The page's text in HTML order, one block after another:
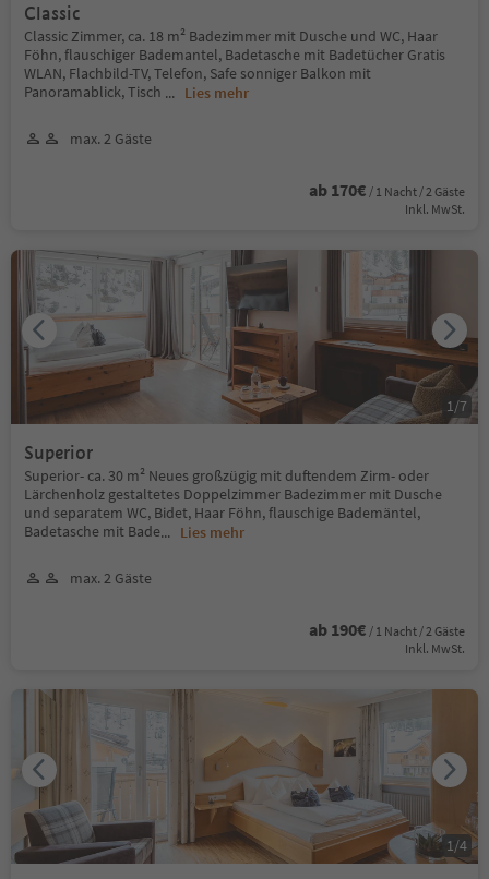
Classic
Classic Zimmer, ca. 18 m² Badezimmer mit Dusche und WC, Haar
Föhn, flauschiger Bademantel, Badetasche mit Badetücher Gratis
WLAN, Flachbild-TV, Telefon, Safe sonniger Balkon mit
Panoramablick, Tisch ... Lies mehr
max. 2 Gäste
ab 170€ / 1 Nacht / 2 Gäste
Inkl. MwSt.
Superior
Superior- ca. 30 m² Neues großzügig mit duftendem Zirm- oder
Lärchenholz gestaltetes Doppelzimmer Badezimmer mit Dusche
und separatem WC, Bidet, Haar Föhn, flauschige Bademäntel,
Badetasche mit Bade... Lies mehr
max. 2 Gäste
ab 190€ / 1 Nacht / 2 Gäste
Inkl. MwSt.
1 /7
1 /4